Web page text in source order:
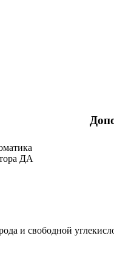
и свободной